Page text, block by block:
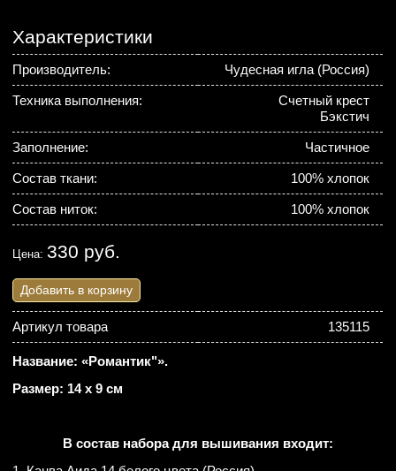
Характеристики
Производитель: Чудесная игла (Россия)
Техника выполнения:
Счетный крест
Бэкстич
Заполнение: Частичное
Состав ткани: 100% хлопок
Состав ниток: 100% хлопок
Цена:330 руб.
Добавить в корзину
Артикул товара 135115
Название: «Романтик"».
Размер: 14 х 9 см
В состав набора для вышивания входит: